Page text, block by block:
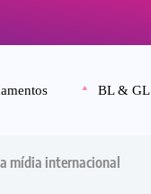
BL & GL
mídia internacional